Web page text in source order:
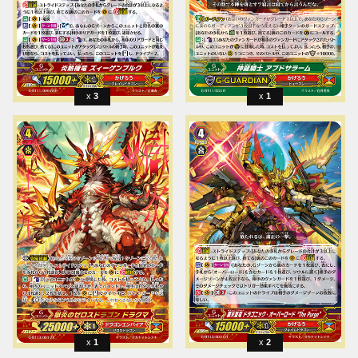
3 1
1 2